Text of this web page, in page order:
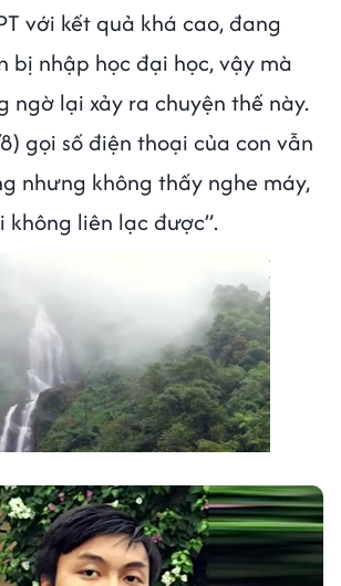
với kết quả khá cao, đang
bị nhập học đại học, vậy mà
ngờ lại xảy ra chuyện thế này.
gọi số điện thoại của con vẫn
nhưng không thấy nghe máy,
liên lạc được”.